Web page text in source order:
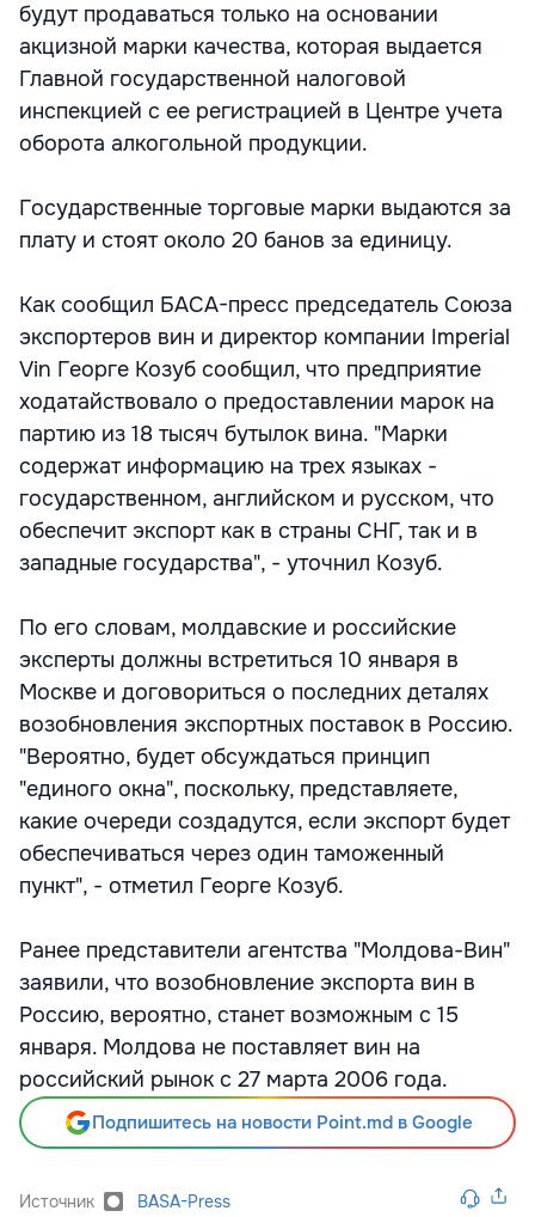
будут продаваться только на основании
акцизной марки качества, которая выдается
Главной государственной налоговой
инспекцией с ее регистрацией в Центре учета
оборота алкогольной продукции.
Государственные торговые марки выдаются за
плату и стоят около 20 банов за единицу.
Как сообщил БАСА-пресс председатель Союза
экспортеров вин и директор компании Imperial
Vin Георге Козуб сообщил, что предприятие
ходатайствовало о предоставлении марок на
партию из 18 тысяч бутылок вина. "Марки
содержат информацию на трех языках -
государственном, английском и русском, что
обеспечит экспорт как в страны СНГ, так и в
западные государства", - уточнил Козуб.
По его словам, молдавские и российские
эксперты должны встретиться 10 января в
Москве и договориться о последних деталях
возобновления экспортных поставок в Россию.
"Вероятно, будет обсуждаться принцип
"единого окна", поскольку, представляете,
какие очереди создадутся, если экспорт будет
обеспечиваться через один таможенный
пункт", - отметил Георге Козуб.
Ранее представители агентства "Молдова-Вин"
заявили, что возобновление экспорта вин в
Россию, вероятно, станет возможным с 15
января. Молдова не поставляет вин на
российский рынок с 27 марта 2006 года.
Подпишитесь на новости Point.md в Google
Источник BASA-Press